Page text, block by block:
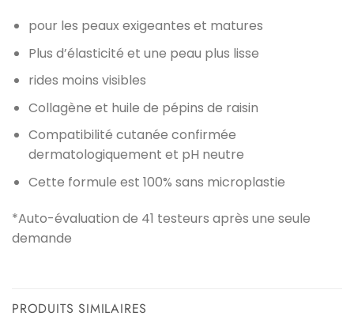
pour les peaux exigeantes et matures
Plus d’élasticité et une peau plus lisse
rides moins visibles
Collagène et huile de pépins de raisin
Compatibilité cutanée confirmée
dermatologiquement et pH neutre
Cette formule est 100% sans microplastie
*Auto-évaluation de 41 testeurs après une seule
demande
PRODUITS SIMILAIRES